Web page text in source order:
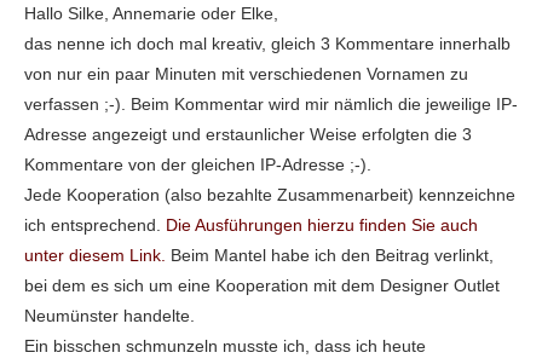
Hallo Silke, Annemarie oder Elke,
das nenne ich doch mal kreativ, gleich 3 Kommentare innerhalb
von nur ein paar Minuten mit verschiedenen Vornamen zu
verfassen ;-). Beim Kommentar wird mir nämlich die jeweilige IP-
Adresse angezeigt und erstaunlicher Weise erfolgten die 3
Kommentare von der gleichen IP-Adresse ;-).
Jede Kooperation (also bezahlte Zusammenarbeit) kennzeichne
ich entsprechend. Die Ausführungen hierzu finden Sie auch
unter diesem Link. Beim Mantel habe ich den Beitrag verlinkt,
bei dem es sich um eine Kooperation mit dem Designer Outlet
Neumünster handelte.
Ein bisschen schmunzeln musste ich, dass ich heute